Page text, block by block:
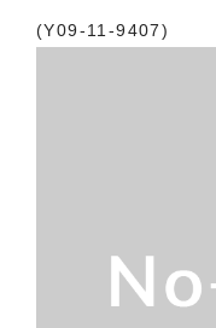
歯科関連機器
お問い合わせ
(Y09-11-9407)